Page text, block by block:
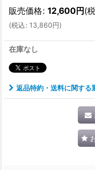
販売価格: 12,600円(
(税込: 13,860円)
在庫なし
返品特約・送料に関する